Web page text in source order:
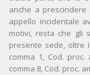
anche a
appello incidentale
motivi, resta che gli
presente sede, oltre
comma 1, Cod. proc.
comma 8, Cod. proc.